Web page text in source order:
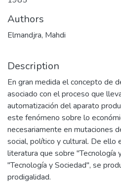
Authors
Elmandjra, Mahdi
Description
En gran medida el concepto de
asociado con el proceso que
automatización del aparato
este fenómeno sobre lo
necesariamente en mutaciones
social, político y cultural. De ello
literatura que sobre "Tecnología
"Tecnología y Sociedad", se
prodigalidad.